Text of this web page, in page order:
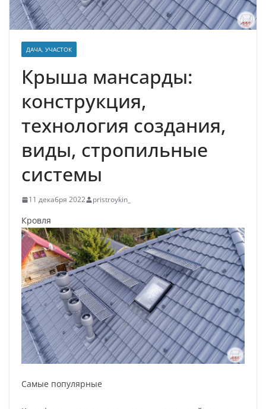
ДАЧА, УЧАСТОК
Крыша мансарды:
конструкция,
технология создания,
виды, стропильные
системы
11 декабря 2022 pristroykin_
Кровля
Самые популярные